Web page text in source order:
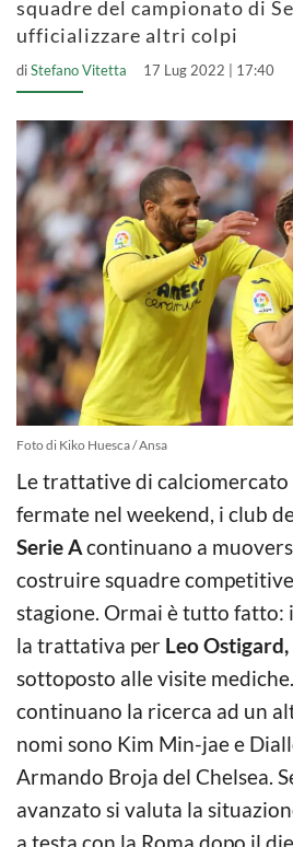
squadre del campionato di
ufficializzare altri colpi
diStefano Vitetta 17 Lug 2022 | 17:40
Foto di Kiko Huesca / Ansa
Le trattative di calciomercato
fermate nel weekend, i club
Serie Acontinuano a
costruire squadre
stagione. Ormai è tutto fatto:
la trattativa per Leo Ostigard,
sottoposto alle visite
continuano la ricerca ad un
nomi sono Kim Min-jae e
Armando Broja del Chelsea.
avanzato si valuta la
a testa con la Roma dopo il